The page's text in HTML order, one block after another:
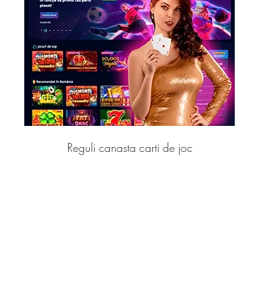
Reguli canasta carti de joc